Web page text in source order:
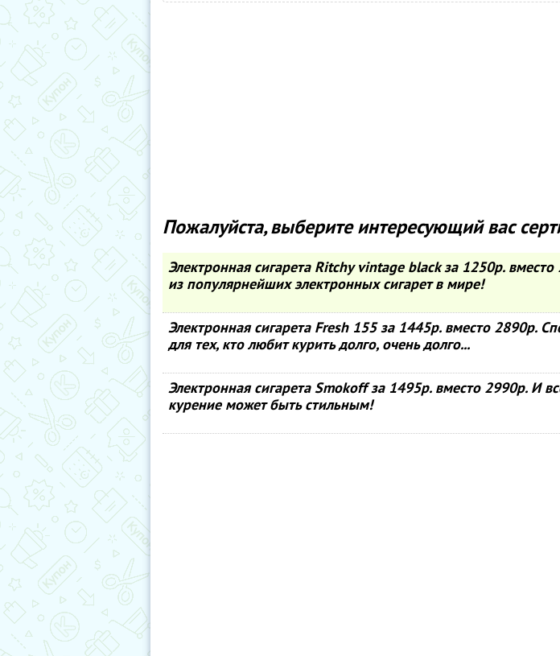
Пожалуйста, выберите интересующий вас
Электронная сигарета Ritchy vintage black за 1250р.
из популярнейших электронных сигарет в мире!
Электронная сигарета Fresh 155 за 1445р. вместо 2890р.
для тех, кто любит курить долго, очень долго...
Электронная сигарета Smokoff за 1495р. вместо 2990р. И
курение может быть стильным!